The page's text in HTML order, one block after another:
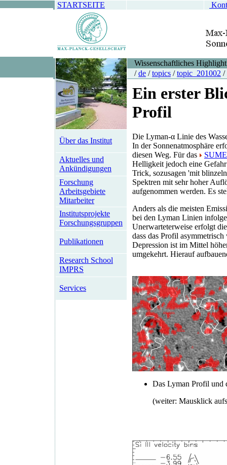
STARTSEITE
Über das Institut
Aktuelles und
Ankündigungen
Forschung
Arbeitsgebiete
Mitarbeiter
Institutsprojekte
Forschungsgruppen
Publikationen
Research School
IMPRS
Services
Wissenschaftliches
/de /topics /topic_201002 /
Ein erster
Profil
Die Lyman-α Linie des
In der Sonnenatmosphäre
diesen Weg. Für das
Helligkeit jedoch eine
Trick, sozusagen 'mit
Spektren mit sehr hoher
aufgenommen werden. Es
Anders als die meisten
bei den Lyman Linien
Unerwarteterweise erfolgt
dass das Profil
Depression ist im Mittel
umgekehrt. Hierauf
Das Lyman Profil und
(weiter: Mausklick